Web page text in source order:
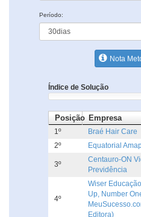
Período:
Nota
Índice de Solução
Posição Empresa
1º Braé Hair Care
2º
Equatorial
3º
Centauro-ON
Previdência
4º
Wiser
Up, Number
Editora)